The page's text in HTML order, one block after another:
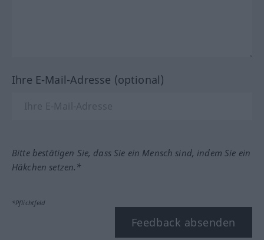
Ihre E-Mail-Adresse (optional)
Bitte bestätigen Sie, dass Sie ein Mensch sind, indem Sie ein
Häkchen setzen.*
*Pflichtfeld
Feedback absenden